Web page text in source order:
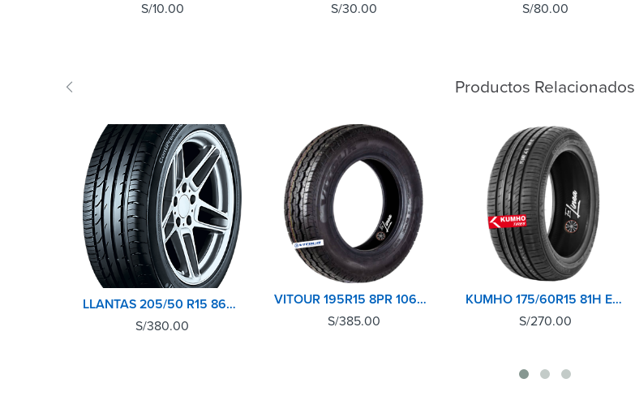
S/10.00
S/30.00
S/80.00
Productos Relacionados
LLANTAS 205/50 R15 86V CONTIPREMIUM CONTACT 2 CONTINENTAL TL
S/380.00
VITOUR 195R15 8PR 106Q V2000
S/385.00
KUMHO 175/60R15 81H ECOWING ES31 TL
S/270.00